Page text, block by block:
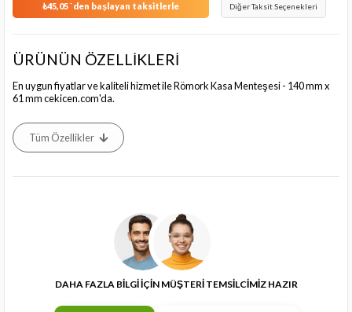
₺45,05`den başlayan taksitlerle Diğer Taksit Seçenekleri
ÜRÜNÜN ÖZELLİKLERİ
En uygun fiyatlar ve kaliteli hizmet ile Römork Kasa Menteşesi - 140 mm x
61 mm cekicen.com'da.
Tüm Özellikler
DAHA FAZLA BİLGİ İÇİN MÜŞTERİ TEMSİLCİMİZ HAZIR